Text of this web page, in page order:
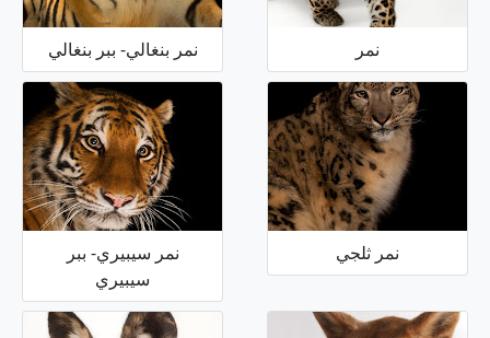
نمر نمر بنغالي- ببر بنغالي
نمر ثلجي
نمر سيبيري- ببر
سيبيري